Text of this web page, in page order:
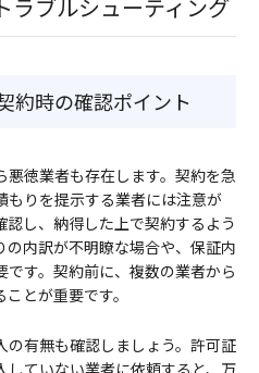
ラブルシューティング
約時の確認ポイント
徳業者も存在します。契約を急
りを提示する業者には注意が
し、納得した上で契約するよう
の内訳が不明瞭な場合や、保証内
す。契約前に、複数の業者から
とが重要です。
の有無も確認しましょう。許可証